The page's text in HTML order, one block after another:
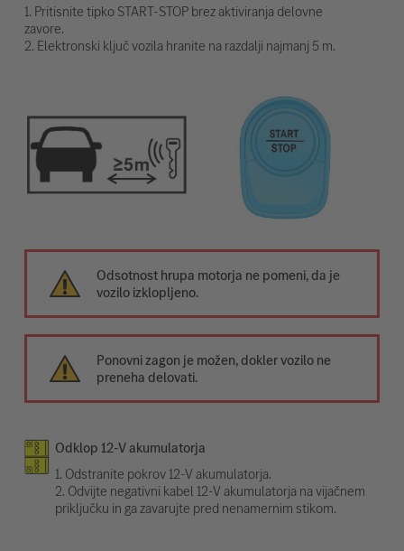
1. Pritisnite tipko START-STOP brez aktiviranja delovne
zavore.
2. Elektronski ključ vozila hranite na razdalji najmanj 5 m.
Odsotnost hrupa motorja ne pomeni, da je
vozilo izklopljeno.
Ponovni zagon je možen, dokler vozilo ne
preneha delovati.
Odklop 12-V akumulatorja
1. Odstranite pokrov 12-V akumulatorja.
2. Odvijte negativni kabel 12-V akumulatorja na vijačnem
priključku in ga zavarujte pred nenamernim stikom.